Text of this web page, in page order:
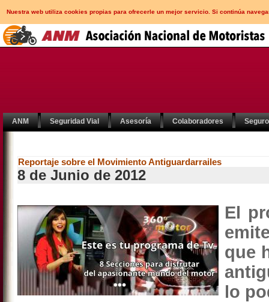
Nuestra web utiliza cookies propias para ofrecerle un mejor servicio. Si continúa
ANM Seguridad Vial Asesoría Colaboradores
Reportaje sobre el Movimiento Antiguardarrailes
8 de Junio de 2012
El
que
lo